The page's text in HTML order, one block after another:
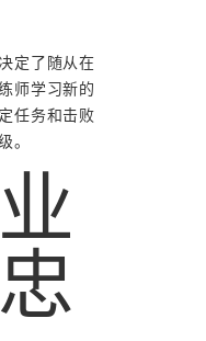
定了随从在
师学习新的
任务和击败
。